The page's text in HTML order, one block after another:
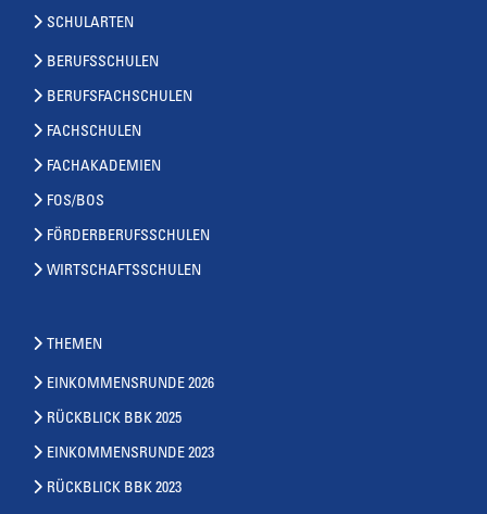
SCHULARTEN
BERUFSSCHULEN
BERUFSFACHSCHULEN
FACHSCHULEN
FACHAKADEMIEN
FOS/BOS
FÖRDERBERUFSSCHULEN
WIRTSCHAFTSSCHULEN
THEMEN
EINKOMMENSRUNDE 2026
RÜCKBLICK BBK 2025
EINKOMMENSRUNDE 2023
RÜCKBLICK BBK 2023